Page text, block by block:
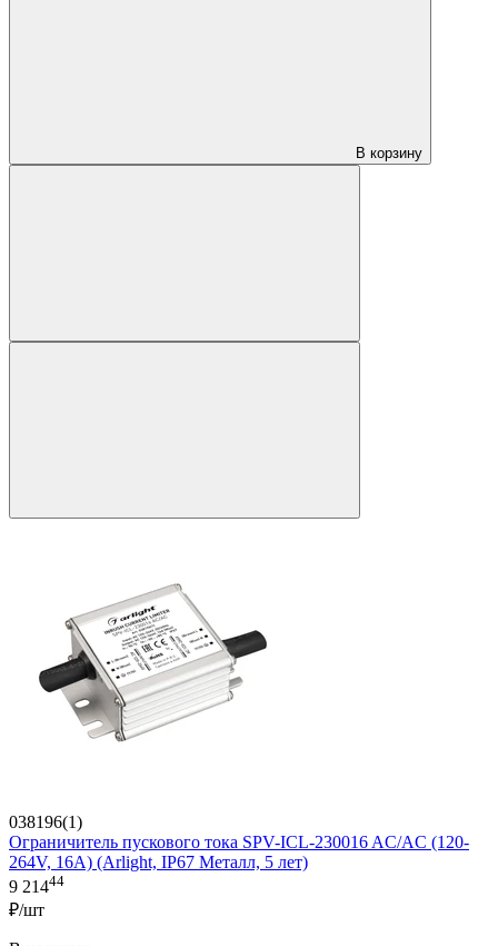
В корзину
038196(1)
Ограничитель пускового тока SPV-ICL-230016 AC/AC (120-
264V, 16A) (Arlight, IP67 Металл, 5 лет)
9 21444
₽/шт